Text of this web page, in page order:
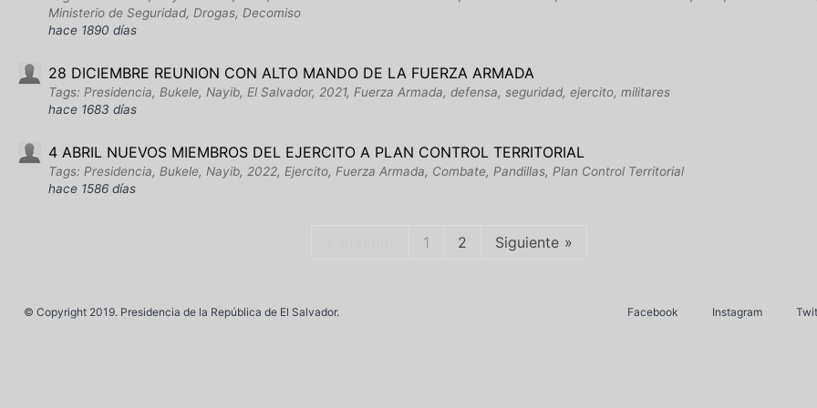
Ministerio de Seguridad, Drogas, Decomiso
hace 1890 días
28 DICIEMBRE REUNION CON ALTO MANDO DE LA FUERZA ARMADA
Tags: Presidencia, Bukele, Nayib, El Salvador, 2021, Fuerza Armada, defensa, seguridad, ejercito, militares
hace 1683 días
4 ABRIL NUEVOS MIEMBROS DEL EJERCITO A PLAN CONTROL TERRITORIAL
Tags: Presidencia, Bukele, Nayib, 2022, Ejercito, Fuerza Armada, Combate, Pandillas, Plan Control Territorial
hace 1586 días
1 2 Siguiente
© Copyright 2019. Presidencia de la República de El Salvador. Facebook Instagram